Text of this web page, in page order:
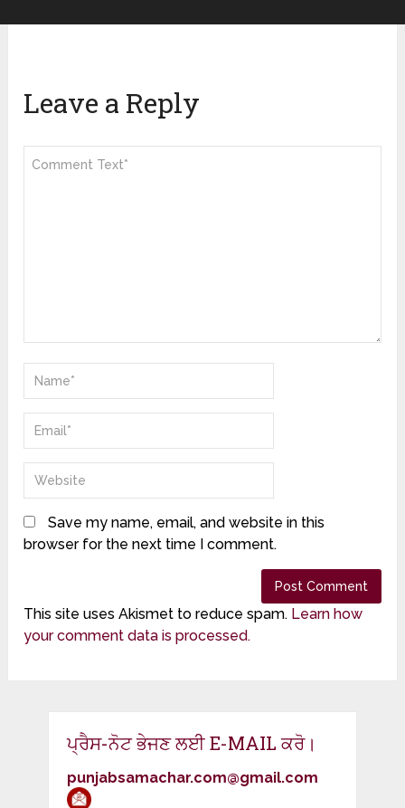
Leave a Reply
Save my name, email, and website in this
browser for the next time I comment.
This site uses Akismet to reduce spam. Learn how
your comment data is processed.
ਪ੍ਰੈਸ-ਨੋਟ ਭੇਜਣ ਲਈ E-MAIL ਕਰੋ।
punjabsamachar.com@gmail.com